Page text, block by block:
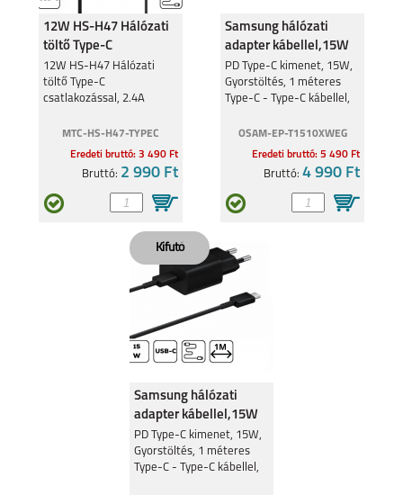
12W HS-H47 Hálózati
töltő Type-C
csatlakozó,2.4A
12W HS-H47 Hálózati
töltő Type-C
csatlakozással, 2.4A
MTC-HS-H47-TYPEC
Eredeti bruttó: 3 490 Ft
Bruttó: 2 990 Ft
Samsung hálózati
adapter kábellel,15W
PD Type-C kimenet, 15W,
Gyorstöltés, 1 méteres
Type-C - Type-C kábellel,
OSAM-EP-T1510XWEG
Eredeti bruttó: 5 490 Ft
Bruttó:4 990 Ft
Samsung hálózati
adapter kábellel,15W
Fekete
PD Type-C kimenet, 15W,
Gyorstöltés, 1 méteres
Type-C - Type-C kábellel,